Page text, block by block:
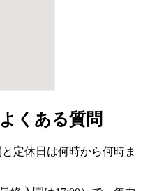
くある質問
定休日は何時から何時ま